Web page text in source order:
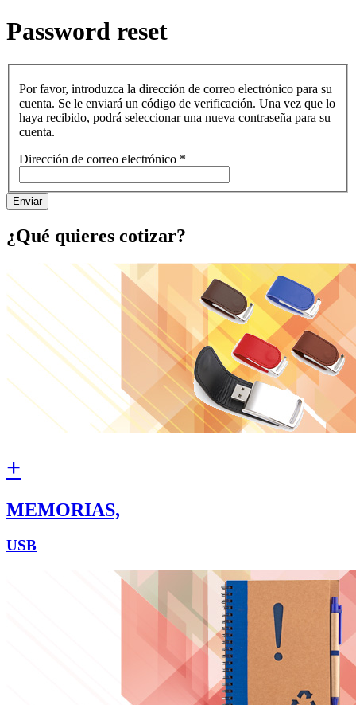
Password reset
Por favor, introduzca la dirección de correo electrónico para su
cuenta. Se le enviará un código de verificación. Una vez que lo
haya recibido, podrá seleccionar una nueva contraseña para su
cuenta.
Dirección de correo electrónico *
Enviar
¿Qué quieres cotizar?
+
MEMORIAS,
USB